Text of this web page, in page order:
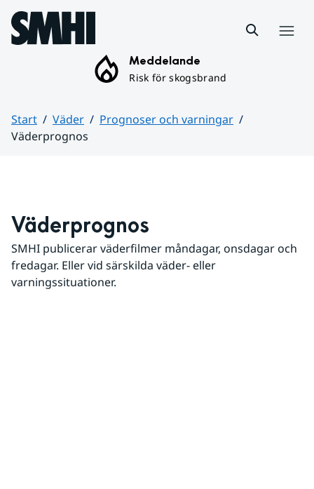
Hoppa till sidans innehåll
Meddelande
Risk för skogsbrand
Start Väder
Prognoser och varningar
Väderprognos
Väderprognos
SMHI publicerar väderfilmer måndagar, onsdagar och
fredagar. Eller vid särskilda väder- eller
varningssituationer.